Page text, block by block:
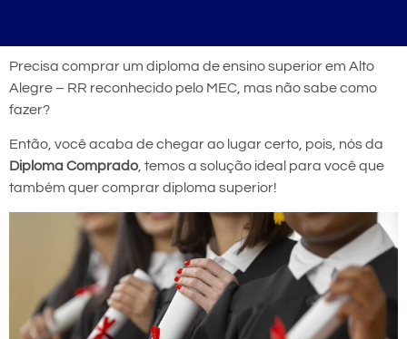
Precisa comprar um diploma de ensino superior em Alto
Alegre – RR reconhecido pelo MEC, mas não sabe como
fazer?
Então, você acaba de chegar ao lugar certo, pois, nós da
Diploma Comprado, temos a solução ideal para você que
também quer comprar diploma superior!